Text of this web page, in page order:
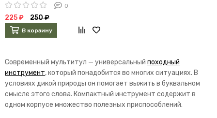
0
225 ₽ 250 ₽
В корзину
Современный мультитул — универсальный походный
инструмент, который понадобится во многих ситуациях. В
условиях дикой природы он помогает выжить в буквальном
смысле этого слова. Компактный инструмент содержит в
одном корпусе множество полезных приспособлений.